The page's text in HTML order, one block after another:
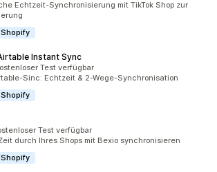
Echtzeit-Synchronisierung mit TikTok Shop zur
Instant Sync
insgesamtTest verfügbar
Sinc: Echtzeit & 2-Wege-Synchronisation
insgesamtTest verfügbar
durch Ihres Shops mit Bexio synchronisieren